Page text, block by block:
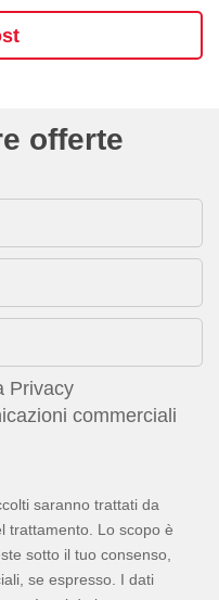
offerte
Privacy
commerciali
saranno trattati da
trattamento. Lo scopo è
sotto il tuo consenso,
se espresso. I dati